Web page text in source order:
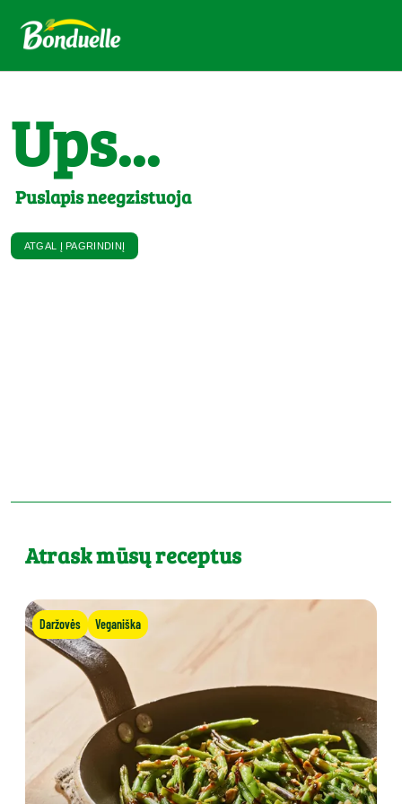
Ups...
Puslapis neegzistuoja
ATGAL Į PAGRINDINĮ
Atrask mūsų receptus
Daržovės Veganiška